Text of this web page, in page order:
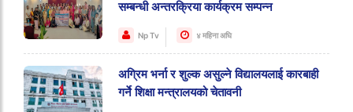
सम्बन्धी अन्तरक्रिया कार्यक्रम सम्पन्न
Np Tv ४ महिना अघि
अग्रिम भर्ना र शुल्क असुल्ने विद्यालयलाई कारबाही
गर्ने शिक्षा मन्त्रालयको चेतावनी